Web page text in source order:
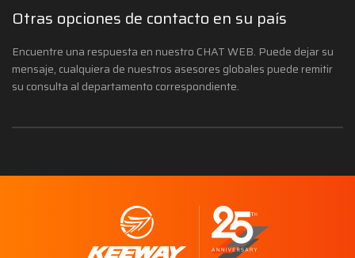
otras opciones de contacto en su país
Encuentre una respuesta en nuestro CHAT WEB. Puede dejar su
mensaje, cualquiera de nuestros asesores globales puede remitir
su consulta al departamento correspondiente.